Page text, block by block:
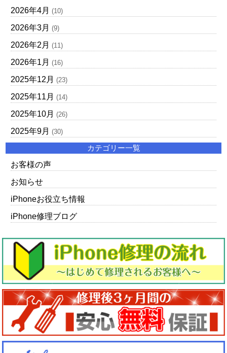
2026年4月 (10)
2026年3月 (9)
2026年2月 (11)
2026年1月 (16)
2025年12月 (23)
2025年11月 (14)
2025年10月 (26)
2025年9月 (30)
カテゴリー一覧
お客様の声
お知らせ
iPhoneお役立ち情報
iPhone修理ブログ